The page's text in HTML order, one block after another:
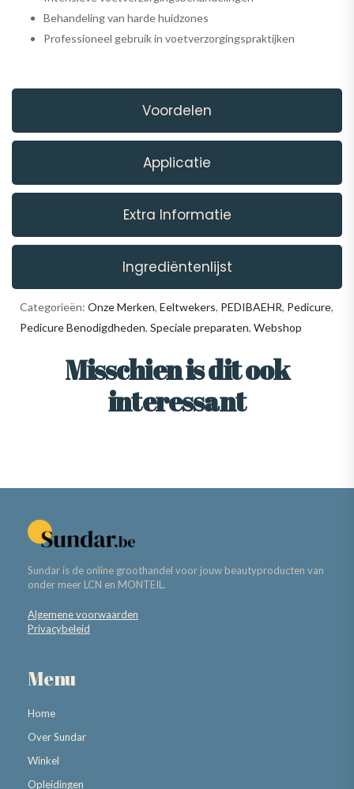
Voordelen
Applicatie
Extra Informatie
Ingrediëntenlijst
Behandeling van harde huidzones
Professioneel gebruik in voetverzorgingspraktijken
Categorieën: Onze Merken, Eeltwekers, PEDIBAEHR, Pedicure,
Pedicure Benodigdheden, Speciale preparaten, Webshop
Misschien is dit ook
interessant
Sundar is de online groothandel voor jouw beautyproducten van
onder meer LCN en MONTEIL.
Algemene voorwaarden
Privacybeleid
Menu
Home
Over Sundar
Winkel
Opleidingen